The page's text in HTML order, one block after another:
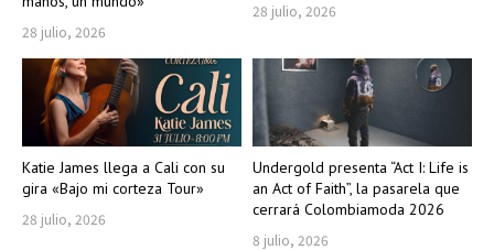
28 julio, 2026
28 julio, 2026
Katie James llega a Cali con su
gira «Bajo mi corteza Tour»
28 julio, 2026
Undergold presenta “Act I: Life is
an Act of Faith”, la pasarela que
cerrará Colombiamoda 2026
8 julio, 2026